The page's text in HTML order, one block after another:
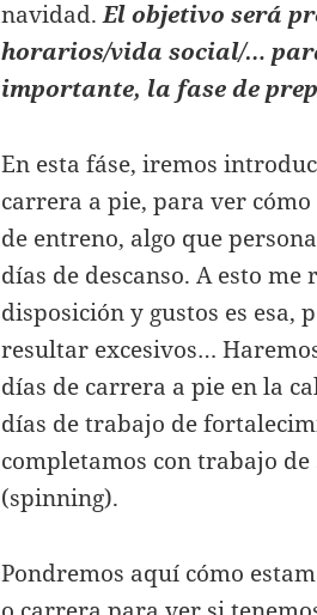
navidad.El objetivo será
horarios/vida social/…
importante, la fase de
En esta fáse, iremos
carrera a pie, para ver
de entreno, algo que
días de descanso. A esto
disposición y gustos es esa,
resultar excesivos…
días de carrera a pie en la
días de trabajo de
completamos con trabajo
(spinning).
Pondremos aquí cómo